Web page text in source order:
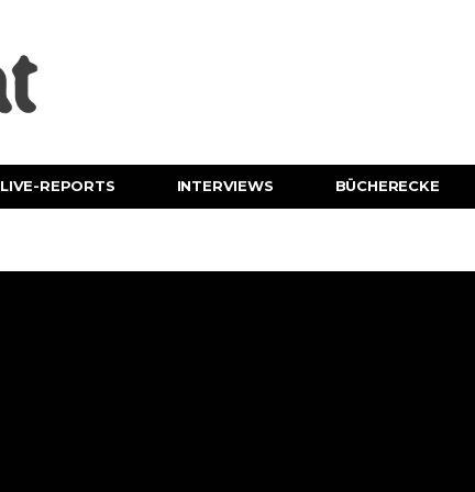
LIVE-REPORTS INTERVIEWS BÜCHERECKE